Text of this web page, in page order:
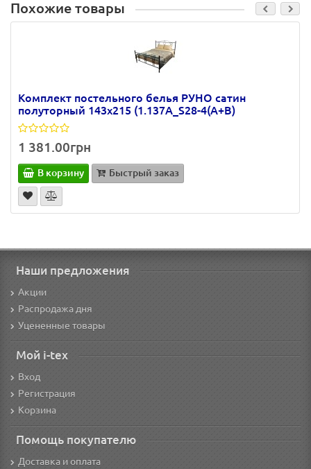
Похожие товары
Комплект постельного белья РУНО сатин
полуторный 143х215 (1.137А_S28-4(A+B)
1 381.00грн
В корзину Быстрый заказ
Наши предложения
Акции
Распродажа дня
Уцененные товары
Мой i-tex
Вход
Регистрация
Корзина
Помощь покупателю
Доставка и оплата